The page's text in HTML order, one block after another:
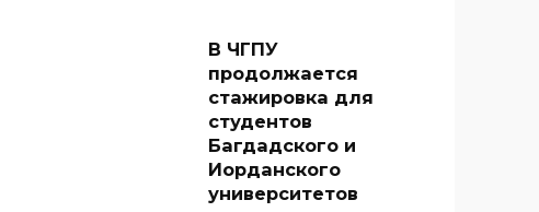
В ЧГПУ
продолжается
стажировка для
студентов
Багдадского и
Иорданского
университетов